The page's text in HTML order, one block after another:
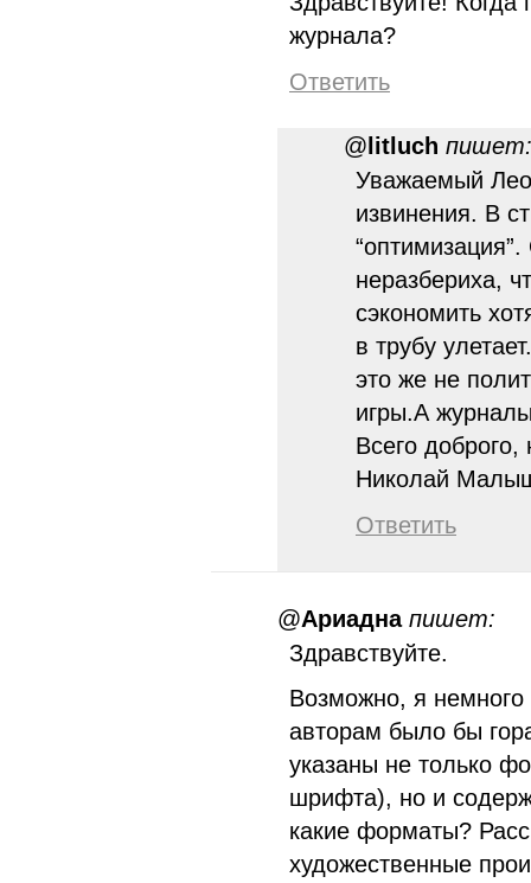
журнала?
Ответить
@ litluch пишет:
Уважаемый
извинения. В
неразбериха,
сэкономить
в трубу
это же не
игры.А
Всего
Николай
Ответить
@Ариадна пишет:
Здравствуйте.
Возможно, я
авторам было бы
указаны не только
шрифта), но и
какие форматы?
художественные